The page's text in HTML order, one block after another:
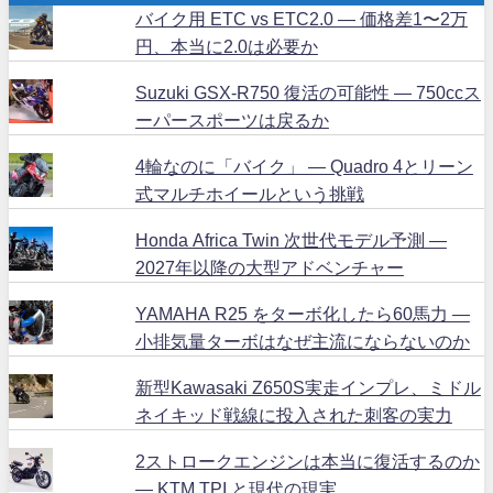
バイク用 ETC vs ETC2.0 ― 価格差1〜2万
円、本当に2.0は必要か
Suzuki GSX-R750 復活の可能性 ― 750ccス
ーパースポーツは戻るか
4輪なのに「バイク」 ― Quadro 4とリーン
式マルチホイールという挑戦
Honda Africa Twin 次世代モデル予測 ―
2027年以降の大型アドベンチャー
YAMAHA R25 をターボ化したら60馬力 ―
小排気量ターボはなぜ主流にならないのか
新型Kawasaki Z650S実走インプレ、ミドル
ネイキッド戦線に投入された刺客の実力
2ストロークエンジンは本当に復活するのか
― KTM TPI と現代の現実